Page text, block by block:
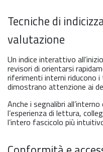
Tecniche di
valutazione
Un indice interattivo
revisori di orientarsi
riferimenti interni riducono
dimostrano attenzione ai
Anche i segnalibri
l’esperienza di lettura,
l’intero fascicolo più